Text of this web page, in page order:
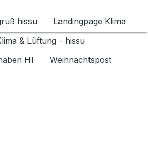
umschalten
hissu
Landingpage Klima
& Lüftung - hissu
HI
Weihnachtspost